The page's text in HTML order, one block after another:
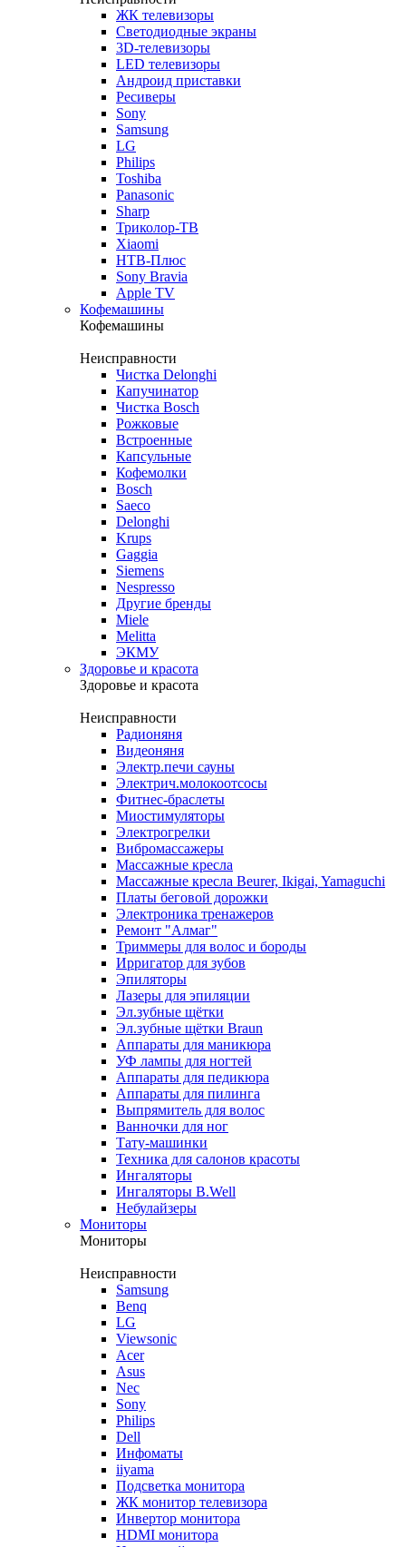
ЖК телевизоры
Светодиодные экраны
3D-телевизоры
LED телевизоры
Андроид приставки
Ресиверы
Sony
Samsung
LG
Philips
Toshiba
Panasonic
Sharp
Триколор-ТВ
Xiaomi
НТВ-Плюс
Sony Bravia
Apple TV
Кофемашины
Кофемашины
Неисправности
Чистка Delonghi
Капучинатор
Чистка Bosch
Рожковые
Встроенные
Капсульные
Кофемолки
Bosch
Saeco
Delonghi
Krups
Gaggia
Siemens
Nespresso
Другие бренды
Miele
Melitta
ЭКМУ
Здоровье и красота
Здоровье и красота
Неисправности
Радионяня
Видеоняня
Электр.печи сауны
Электрич.молокоотсосы
Фитнес-браслеты
Миостимуляторы
Электрогрелки
Вибромассажеры
Массажные кресла
Массажные кресла Beurer, Ikigai, Yamaguchi
Платы беговой дорожки
Электроника тренажеров
Ремонт "Алмаг"
Триммеры для волос и бороды
Ирригатор для зубов
Эпиляторы
Лазеры для эпиляции
Эл.зубные щётки
Эл.зубные щётки Braun
Аппараты для маникюра
УФ лампы для ногтей
Аппараты для педикюра
Аппараты для пилинга
Выпрямитель для волос
Ванночки для ног
Тату-машинки
Техника для салонов красоты
Ингаляторы
Ингаляторы B.Well
Небулайзеры
Мониторы
Мониторы
Неисправности
Samsung
Benq
LG
Viewsonic
Acer
Asus
Nec
Sony
Philips
Dell
Инфоматы
iiyama
Подсветка монитора
ЖК монитор телевизора
Инвертор монитора
HDMI монитора